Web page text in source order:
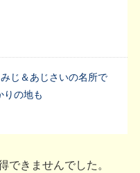
じ＆あじさいの名所で
の地も
きませんでした。